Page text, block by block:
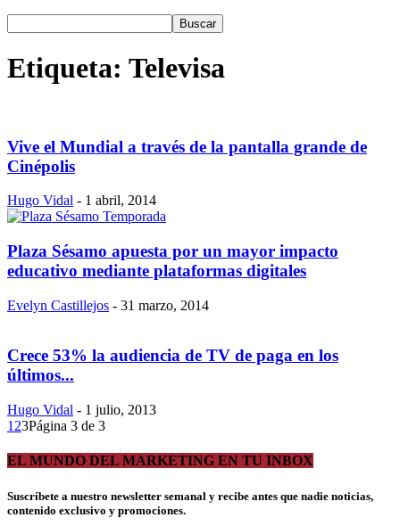
Etiqueta: Televisa
Vive el Mundial a través de la pantalla grande de
Cinépolis
Hugo Vidal - 1 abril, 2014
Plaza Sésamo apuesta por un mayor impacto
educativo mediante plataformas digitales
Evelyn Castillejos - 31 marzo, 2014
Crece 53% la audiencia de TV de paga en los
últimos...
Hugo Vidal - 1 julio, 2013
1 23Página 3 de 3
EL MUNDO DEL MARKETING EN TU INBOX
Suscríbete a nuestro newsletter semanal y recibe antes que nadie noticias,
contenido exclusivo y promociones.